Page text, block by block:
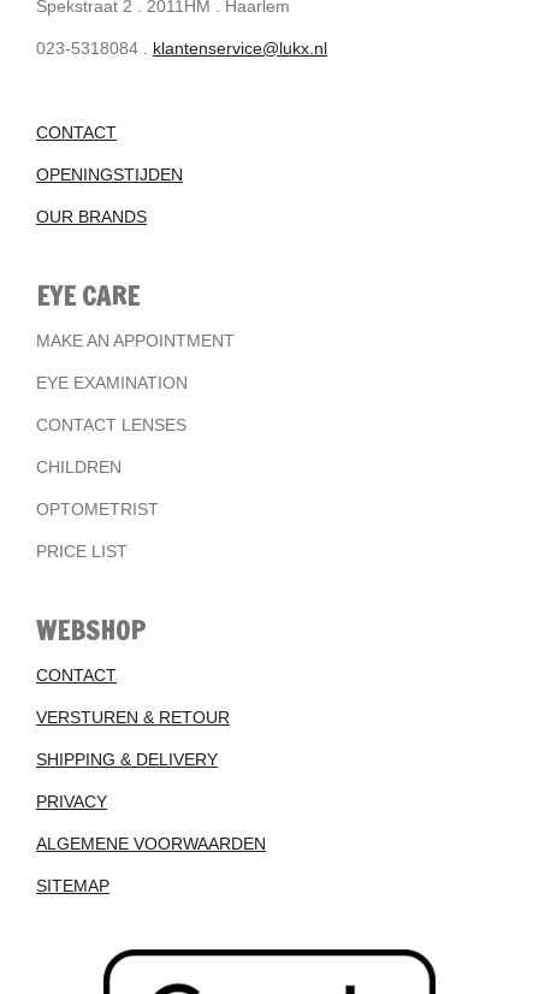
Spekstraat 2 . 2011HM . Haarlem
023-5318084 . klantenservice@lukx.nl
CONTACT
OPENINGSTIJDEN
OUR BRANDS
EYE CARE
MAKE AN APPOINTMENT
EYE EXAMINATION
CONTACT LENSES
CHILDREN
OPTOMETRIST
PRICE LIST
WEBSHOP
CONTACT
VERSTUREN & RETOUR
SHIPPING & DELIVERY
PRIVACY
ALGEMENE VOORWAARDEN
SITEMAP